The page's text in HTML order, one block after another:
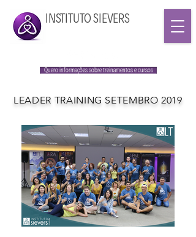
INSTITUTO SIEVERS
Quero informações sobre treinamentos e cursos
LEADER TRAINING SETEMBRO 2019